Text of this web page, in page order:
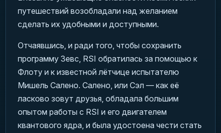
путешествий возобладали над желанием
сделать их удобными и доступными.
Отчаявшись, и ради того, чтобы сохранить
программу Зевс, RSI обратилась за помощью к
Флоту и к известной лётчице испытателю
Мишель Салено. Салено, или Сэл — как её
ласково зовут друзья, обладала большим
опытом работы с RSI и его двигателем
квантового ядра, и была удостоена чести стать